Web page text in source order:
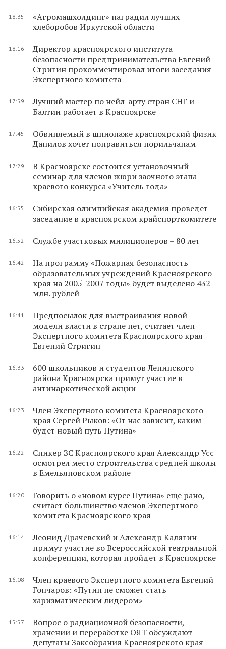
18:35
«Агромашхолдинг» наградил лучших
хлеборобов Иркутской области
18:16
Директор красноярского института
безопасности предпринимательства Евгений
Стригин прокомментировал итоги заседания
Экспертного комитета
17:59
Лучший мастер по нейл-арту стран СНГ и
Балтии работает в Красноярске
17:45
Обвиняемый в шпионаже красноярский физик
Данилов хочет понравиться норильчанам
17:29
В Красноярске состоится установочный
семинар для членов жюри заочного этапа
краевого конкурса «Учитель года»
16:55
Сибирская олимпийская академия проведет
заседание в красноярском крайспорткомитете
16:52 Службе участковых милиционеров – 80 лет
16:42
На программу «Пожарная безопасность
образовательных учреждений Красноярского
края на 2005-2007 годы» будет выделено 432
млн. рублей
16:41
Предпосылок для выстраивания новой
модели власти в стране нет, считает член
Экспертного комитета Красноярского края
Евгений Стригин
16:33
600 школьников и студентов Ленинского
района Красноярска примут участие в
антинаркотической акции
16:23
Член Экспертного комитета Красноярского
края Сергей Рыков: «От нас зависит, каким
будет новый путь Путина»
16:22
Спикер ЗС Красноярского края Александр Усс
осмотрел место строительства средней школы
в Емельяновском районе
16:20
Говорить о «новом курсе Путина» еще рано,
считает большинство членов Экспертного
комитета Красноярского края
16:14
Леонид Драчевский и Александр Калягин
примут участие во Всероссийской театральной
конференции, которая пройдет в Красноярске
16:08
Член краевого Экспертного комитета Евгений
Гончаров: «Путин не сможет стать
харизматическим лидером»
15:57
Вопрос о радиационной безопасности,
хранении и переработке ОЯТ обсуждают
депутаты Заксобрания Красноярского края